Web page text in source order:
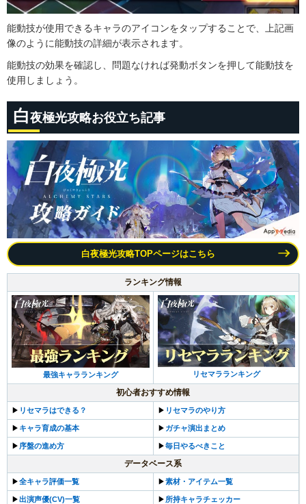
能動技が使用できるキャラのアイコンをタップすることで、上記画
像のように能動技の詳細が表示されます。
能動技の効果を確認し、問題なければ発動ボタンを押して能動技を
使用しましょう。
白夜極光攻略お役立ち記事
白夜極光攻略TOPページはこちら
ランキング情報
最強キャラランキング リセマラランキング
初心者おすすめ情報
▶︎ リセマラはできる？ ▶︎ リセマラのやり方
▶︎ キャラ育成の基本 ▶︎ ガチャ演出まとめ
▶︎ 序盤の進め方 ▶︎毎日やるべきこと
データベース系
▶︎全キャラ評価一覧 ▶︎素材・アイテム一覧
▶︎出演声優(CV)一覧 ▶︎ 所持キャラチェッカー